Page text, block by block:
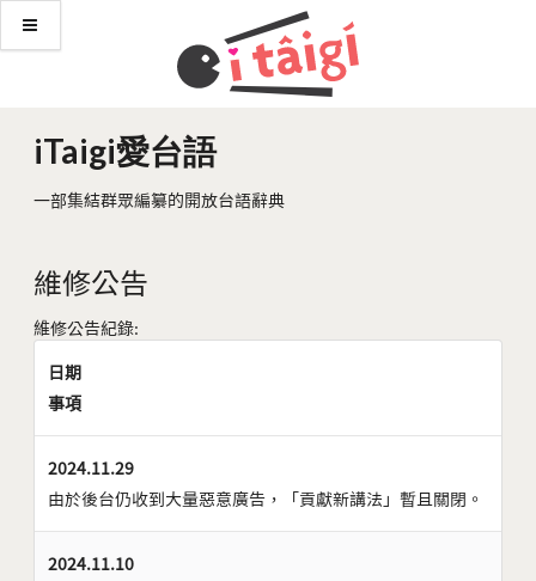
iTaigi愛台語
一部集結群眾編纂的開放台語辭典
維修公告
維修公告紀錄:
日期
事項
2024.11.29
由於後台仍收到大量惡意廣告，「貢獻新講法」暫且關閉。
2024.11.10